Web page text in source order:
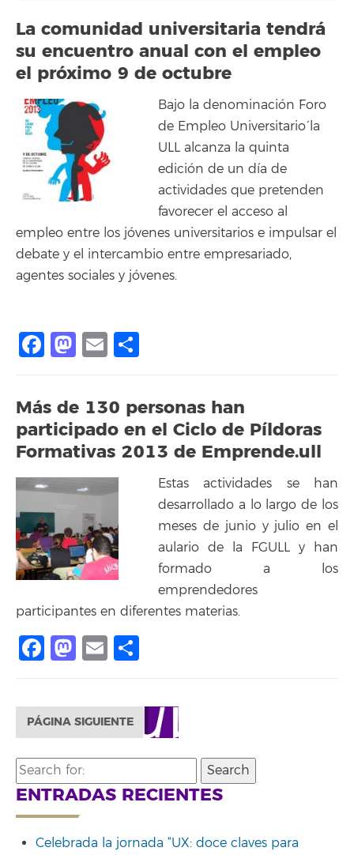
La comunidad universitaria tendrá
su encuentro anual con el empleo
el próximo 9 de octubre
Bajo la denominación `Foro
de Empleo Universitario´ la
ULL alcanza la quinta
edición de un día de
actividades que pretenden
favorecer el acceso al
empleo entre los jóvenes universitarios e impulsar el
debate y el intercambio entre empresariado,
agentes sociales y jóvenes.
Facebook
Mastodon
Email
Más de 130 personas han
participado en el Ciclo de Píldoras
Formativas 2013 de Emprende.ull
Estas actividades se han
desarrollado a lo largo de los
meses de junio y julio en el
aulario de la FGULL y han
formado a los
emprendedores
participantes en diferentes materias.
Facebook
Mastodon
Email
PÁGINA SIGUIENTE
Search
for:
ENTRADAS RECIENTES
Celebrada la jornada “UX: doce claves para